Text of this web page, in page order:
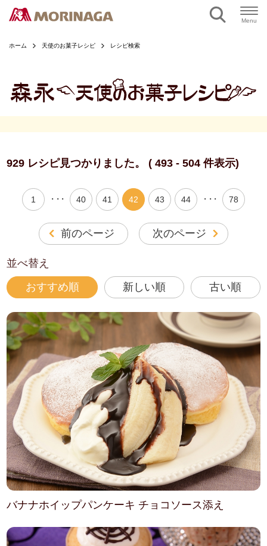
Menu
ホーム 天使のお菓子レシピ レシピ検索
929 レシピ見つかりました。 ( 493 - 504 件表示)
前のページ
1 ・・・ 40 41 42 43 44 ・・・ 78
次のページ
並べ替え
おすすめ順 新しい順 古い順
バナナホイップパンケーキ チョコソース添え